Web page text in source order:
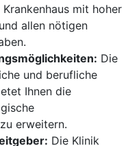
mit hoher
allen nötigen
Die
und berufliche
Ihnen die
erweitern.
Die Klinik